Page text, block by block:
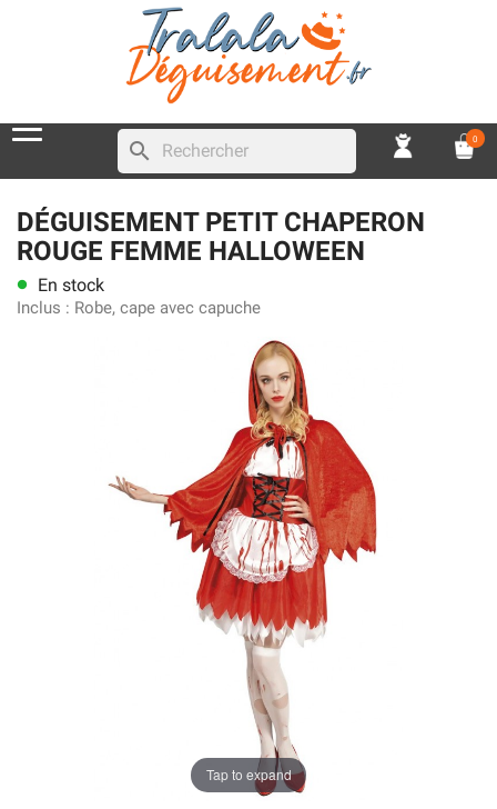
search 0
DÉGUISEMENT PETIT CHAPERON
ROUGE FEMME HALLOWEEN
lens En stock
Inclus : Robe, cape avec capuche
Tap to expand